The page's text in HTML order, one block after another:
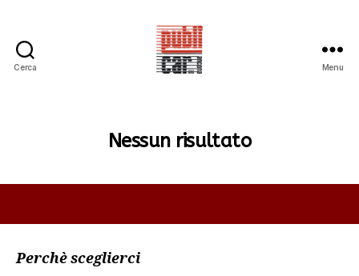
Cerca Menu
Nessun risultato
Perchè sceglierci